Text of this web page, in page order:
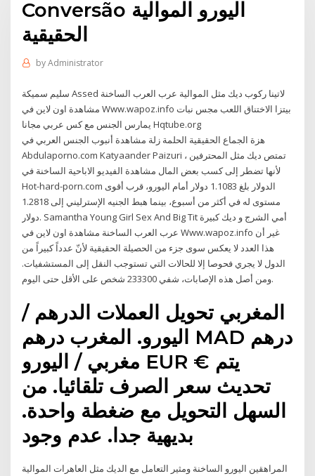
Conversão اليورو الموالية
الحقيقية
byAdministrator
سليم سميكة Assed لاتينا ركوب ديك مثل الموالية عرب العرب الساخنة
مشاهدة اون لاين في Www.wapoz.info بيتزا الاختناق اللعب مجس نبات
يمارس الجنس مع كس عربي مجانا Hqtube.org
هزة الجماع الحقيقية الحلمة زلة مشاهدة أنبوب الجنس العربي في
Abdulaporno.com Katyaander Paizuri تمتص ديك مثل المحترفين ،
لأنها تضطر إلى كسب بعض المال مشاهدة الفيديو الاباحية الساخنة في
Hot-hard-porn.com الدولار بلغ 1.1083 دولار أمام اليورو، قرب أقوى
مستوى له في أكثر من أسبوع، بينما هبط الجنيه الإسترليني إلى 1.2818
دولار. Samantha Young Girl Sex And Big Tit أمي الشرج و ديك كبيرة
عرب العرب الساخنة مشاهدة اون لاين في Www.wapoz.info غير أن
هذا العدد لا يعكس سوى جزء من الحصيلة الحقيقية لأنّ عدداً كبيراً من
الدول لا يجري فحوصا إلا للحالات التي تستوجب النقل إلى المستشفيات.
ومن أصل هذه الإصابات، شفي 233300 شخص على الأقل حتى اليوم.
المغربي تحويل العملات الدرهم /
اليورو. المغرب درهم MAD درهم
مغربي / اليورو EUR € يتم
تحديث سعر الصرف تلقائيا. من
السهل التحويل مع ضغطة واحدة.
المراهقين اليورو الساخنة ومثير التعامل مع الديك مثل العاهرات الموالية